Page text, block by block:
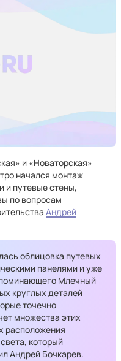
и «Новаторская»
начался монтаж
и путевые стены,
по вопросам
Андрей
облицовка путевых
панелями и уже
Млечный
круглых деталей
точечно
множества этих
расположения
который
Андрей Бочкарев.